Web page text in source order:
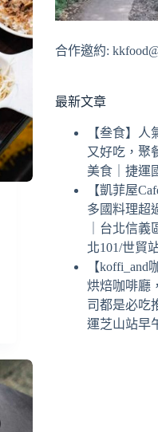
合作邀約:
最新文章
【叁食】
又好吃，聚
美食｜捷運
【凱菲屋
多國料理超
｜台北信
北101/世貿
【
烘焙咖啡廳
司都是必吃
運芝山站早